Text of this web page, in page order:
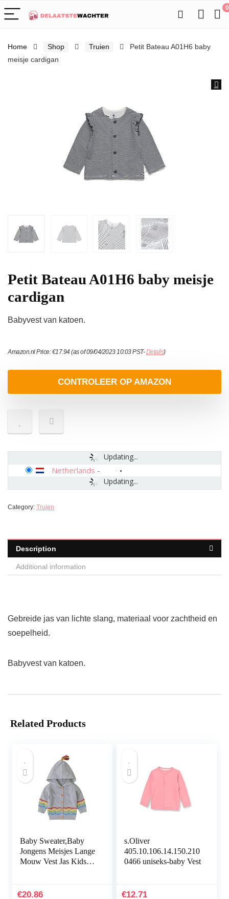
0
Home Shop Truien
Petit Bateau A01H6 baby
meisje cardigan
Petit Bateau A01H6 baby meisje
cardigan
Babyvest van katoen.
Amazon.nl Price:€17.94(as of 09/04/2023 10:03 PST-Details)
CONTROLEER OP AMAZON
Updating...
Updating...
Netherlands -
Category: Truien
Description
Additional information
Gebreide jas van lichte slang, materiaal voor zachtheid en
soepelheid.
Babyvest van katoen.
Related Products
Baby Sweater,Baby
Jongens Meisjes Lange
Mouw Vest Jas Kids
Kinderen Casual
€20.86
s.Oliver
405.10.106.14.150.210
0466 uniseks-baby Vest
€12.71